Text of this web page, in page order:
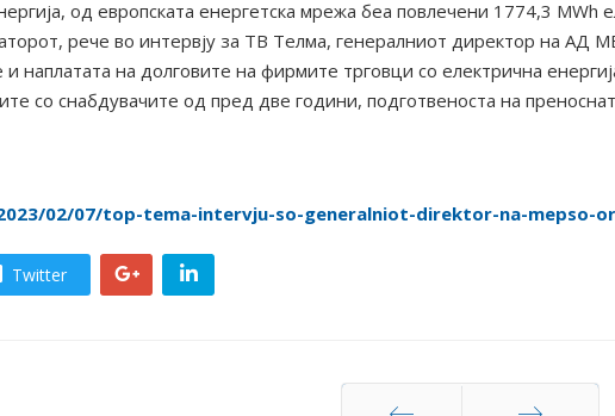
од европската енергетска мрежа беа повлечени 1774,3
рече во интервју за ТВ Телма, генералниот директор на
наплатата на долговите на фирмите трговци со електрична
со снабдувачите од пред две години, подготвеноста на
02/07/top-tema-intervju-so-generalniot-direktor-na-mepso-
Twitter